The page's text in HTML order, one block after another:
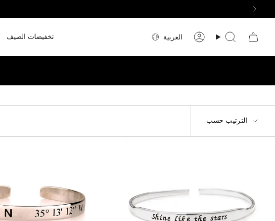
تخفيضات الصيف اللغة العربية حساب بحث
الترتيب
حسب
الترتيب حسب